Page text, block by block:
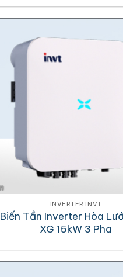
INVERTER INVT
Biến Tần Inverter Hòa
XG 15kW 3 Pha